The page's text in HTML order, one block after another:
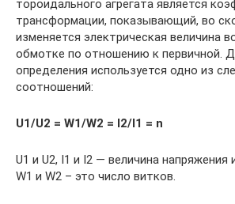
тороидального агрегата является
трансформации, показывающий, во
изменяется электрическая величина
обмотке по отношению к первичной.
определения используется одно из
соотношений:
U1/U2 = W1/W2 = I2/I1 = n
U1 и U2, I1 и I2 — величина напряжения
W1 и W2 – это число витков.